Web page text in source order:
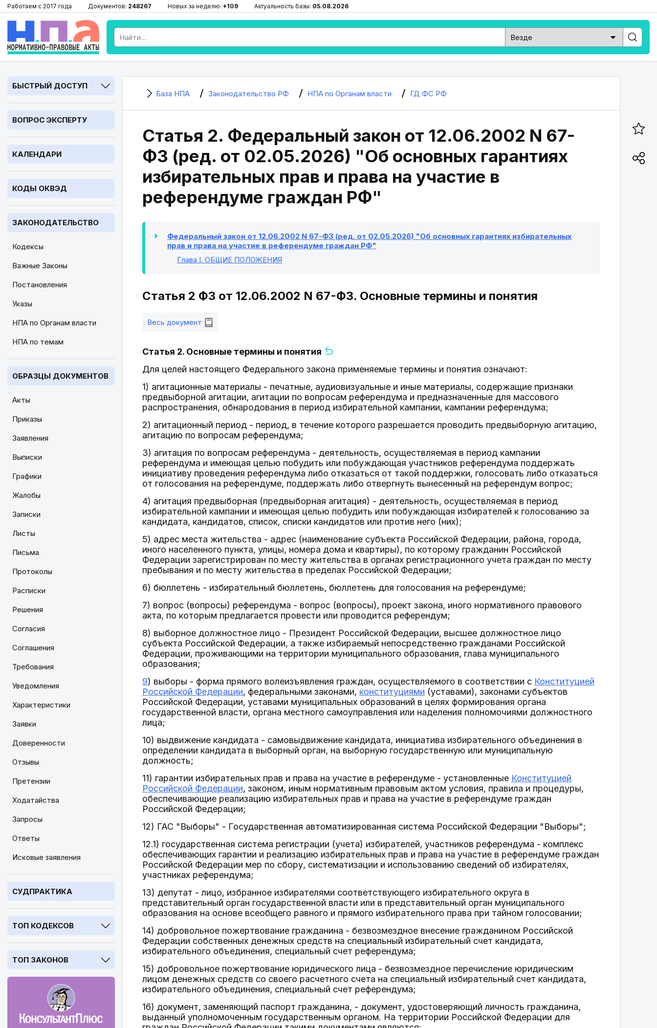
Работаем с 2017 года Документов: 248267 Новых за неделю: +109 Актуальность базы: 05.08.2026
БЫСТРЫЙ ДОСТУП
ВОПРОС ЭКСПЕРТУ
КАЛЕНДАРИ
КОДЫ ОКВЭД
ЗАКОНОДАТЕЛЬСТВО
Кодексы
Важные Законы
Постановления
Указы
НПА по Органам власти
НПА по темам
ОБРАЗЦЫ ДОКУМЕНТОВ
Акты
Приказы
Заявления
Выписки
Графики
Жалобы
Записки
Листы
Письма
Протоколы
Расписки
Решения
Согласия
Соглашения
Требования
Уведомления
Характеристики
Заявки
Доверенности
Отзывы
Претензии
Ходатайства
Запросы
Ответы
Исковые заявления
СУДПРАКТИКА
ТОП КОДЕКСОВ
ТОП ЗАКОНОВ
База НПА Законодательство РФ НПА по Органам власти ГД ФС РФ
Статья 2. Федеральный закон от 12.06.2002 N 67-
ФЗ (ред. от 02.05.2026) "Об основных гарантиях
избирательных прав и права на участие в
референдуме граждан РФ"
Федеральный закон от 12.06.2002 N 67-ФЗ (ред. от 02.05.2026) "Об основных гарантиях избирательных
прав и права на участие в референдуме граждан РФ"
Глава I. ОБЩИЕ ПОЛОЖЕНИЯ
Статья 2 ФЗ от 12.06.2002 N 67-ФЗ. Основные термины и понятия
Весь документ
Статья 2. Основные термины и понятия
Для целей настоящего Федерального закона применяемые термины и понятия означают:
1) агитационные материалы - печатные, аудиовизуальные и иные материалы, содержащие признаки
предвыборной агитации, агитации по вопросам референдума и предназначенные для массового
распространения, обнародования в период избирательной кампании, кампании референдума;
2) агитационный период - период, в течение которого разрешается проводить предвыборную агитацию,
агитацию по вопросам референдума;
3) агитация по вопросам референдума - деятельность, осуществляемая в период кампании
референдума и имеющая целью побудить или побуждающая участников референдума поддержать
инициативу проведения референдума либо отказаться от такой поддержки, голосовать либо отказаться
от голосования на референдуме, поддержать либо отвергнуть вынесенный на референдум вопрос;
4) агитация предвыборная (предвыборная агитация) - деятельность, осуществляемая в период
избирательной кампании и имеющая целью побудить или побуждающая избирателей к голосованию за
кандидата, кандидатов, список, списки кандидатов или против него (них);
5) адрес места жительства - адрес (наименование субъекта Российской Федерации, района, города,
иного населенного пункта, улицы, номера дома и квартиры), по которому гражданин Российской
Федерации зарегистрирован по месту жительства в органах регистрационного учета граждан по месту
пребывания и по месту жительства в пределах Российской Федерации;
6) бюллетень - избирательный бюллетень, бюллетень для голосования на референдуме;
7) вопрос (вопросы) референдума - вопрос (вопросы), проект закона, иного нормативного правового
акта, по которым предлагается провести или проводится референдум;
8) выборное должностное лицо - Президент Российской Федерации, высшее должностное лицо
субъекта Российской Федерации, а также избираемый непосредственно гражданами Российской
Федерации, проживающими на территории муниципального образования, глава муниципального
образования;
9) выборы - форма прямого волеизъявления граждан, осуществляемого в соответствии с Конституцией
Российской Федерации, федеральными законами, конституциями (уставами), законами субъектов
Российской Федерации, уставами муниципальных образований в целях формирования органа
государственной власти, органа местного самоуправления или наделения полномочиями должностного
лица;
10) выдвижение кандидата - самовыдвижение кандидата, инициатива избирательного объединения в
определении кандидата в выборный орган, на выборную государственную или муниципальную
должность;
11) гарантии избирательных прав и права на участие в референдуме - установленные Конституцией
Российской Федерации, законом, иным нормативным правовым актом условия, правила и процедуры,
обеспечивающие реализацию избирательных прав и права на участие в референдуме граждан
Российской Федерации;
12) ГАС "Выборы" - Государственная автоматизированная система Российской Федерации "Выборы";
12.1) государственная система регистрации (учета) избирателей, участников референдума - комплекс
обеспечивающих гарантии и реализацию избирательных прав и права на участие в референдуме граждан
Российской Федерации мер по сбору, систематизации и использованию сведений об избирателях,
участниках референдума;
13) депутат - лицо, избранное избирателями соответствующего избирательного округа в
представительный орган государственной власти или в представительный орган муниципального
образования на основе всеобщего равного и прямого избирательного права при тайном голосовании;
14) добровольное пожертвование гражданина - безвозмездное внесение гражданином Российской
Федерации собственных денежных средств на специальный избирательный счет кандидата,
избирательного объединения, специальный счет референдума;
15) добровольное пожертвование юридического лица - безвозмездное перечисление юридическим
лицом денежных средств со своего расчетного счета на специальный избирательный счет кандидата,
избирательного объединения, специальный счет референдума;
16) документ, заменяющий паспорт гражданина, - документ, удостоверяющий личность гражданина,
выданный уполномоченным государственным органом. На территории Российской Федерации для